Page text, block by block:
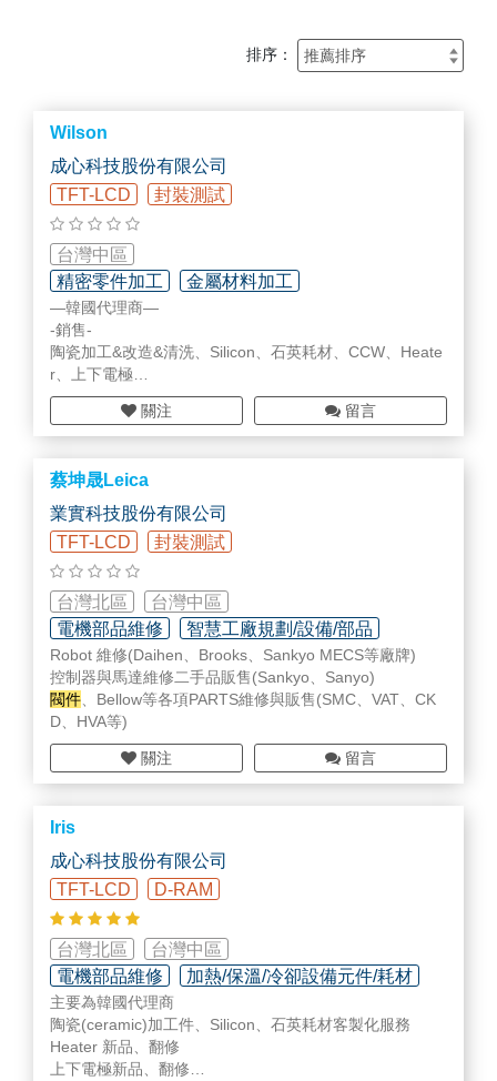
排序：
Wilson
成心科技股份有限公司
TFT-LCD
封裝測試
台灣中區
精密零件加工
金屬材料加工
精密清洗/表面處理/翻修加工
—韓國代理商—
-銷售-
陶瓷加工&改造&清洗、Silicon、石英耗材、CCW、Heate
r、上下電極
-維修-
閥件
、電控、Chiller、RPS
關注 留言
蔡坤晟Leica
業實科技股份有限公司
TFT-LCD
封裝測試
台灣北區
台灣中區
電機部品維修
智慧工廠規劃/設備/部品
Robot 維修(Daihen、Brooks、Sankyo MECS等廠牌)
控制器與馬達維修二手品販售(Sankyo、Sanyo)
閥件、Bellow等各項PARTS維修與販售(SMC、VAT、CK
D、HVA等)
關注 留言
Iris
成心科技股份有限公司
TFT-LCD
D-RAM
台灣北區
台灣中區
電機部品維修
加熱/保溫/冷卻設備元件/耗材
精密清洗/表面處理/翻修加工
主要為韓國代理商
陶瓷(ceramic)加工件、Silicon、石英耗材客製化服務
Heater 新品、翻修
上下電極新品、翻修